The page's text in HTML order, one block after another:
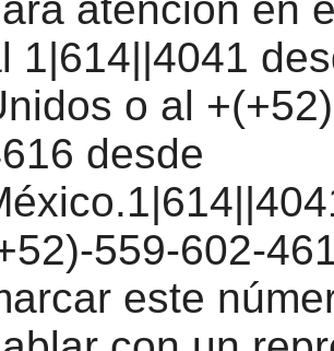
1|614||4041
o al
desde
559-602-
este